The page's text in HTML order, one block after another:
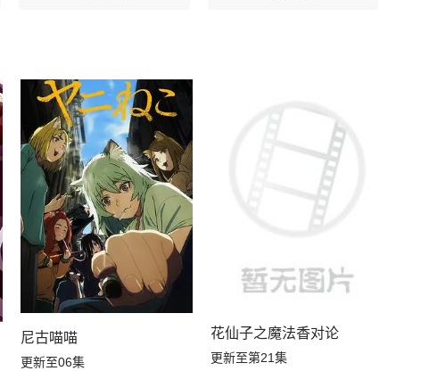
尼古喵喵
更新至06集
花仙子之魔法香对论
更新至第21集